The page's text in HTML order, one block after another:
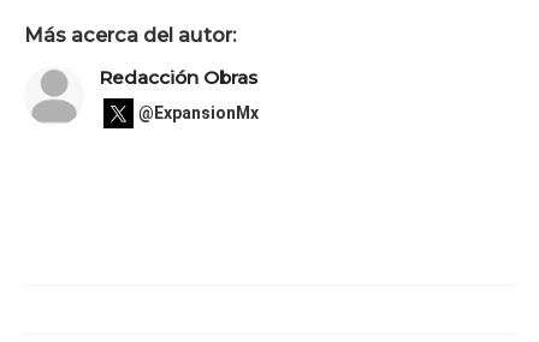
Más acerca del autor:
Redacción Obras
@ExpansionMx